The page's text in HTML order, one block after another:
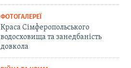
ФОТОГАЛЕРЕЇ
Краса Сімферопольського
водосховища та занедбаність
довкола